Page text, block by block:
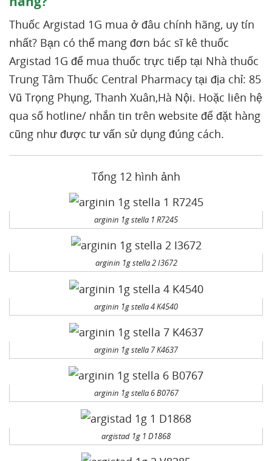
Thuốc Argistad 1G mua ở đâu chính hãng, uy tín
nhất? Bạn có thể mang đơn bác sĩ kê thuốc
Argistad 1G để mua thuốc trực tiếp tại Nhà thuốc
Trung Tâm Thuốc Central Pharmacy tại địa chỉ: 85
Vũ Trọng Phụng, Thanh Xuân,Hà Nội. Hoặc liên hệ
qua số hotline/ nhắn tin trên website để đặt hàng
cũng như được tư vấn sử dụng đúng cách.
Tổng 12 hình ảnh
arginin 1g stella 1 R7245
arginin 1g stella 2 I3672
arginin 1g stella 4 K4540
arginin 1g stella 7 K4637
arginin 1g stella 6 B0767
argistad 1g 1 D1868